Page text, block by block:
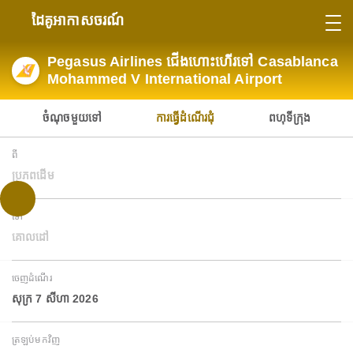
ដៃគូអាកាសចរណ៍
Pegasus Airlines ជើងហោះហើរទៅ Casablanca
Mohammed V International Airport
ចំណុចមួយទៅ ការធ្វើដំណើរជុំ ពហុទីក្រុង
ពី
ប្រភពដើម
ទៅ
គោលដៅ
ចេញដំណើរ
សុក្រ 7 សីហា 2026
ត្រឡប់មកវិញ